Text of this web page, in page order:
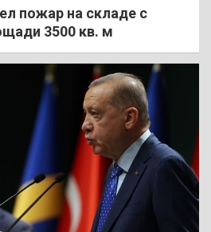
пожар на складе с
3500 кв. м